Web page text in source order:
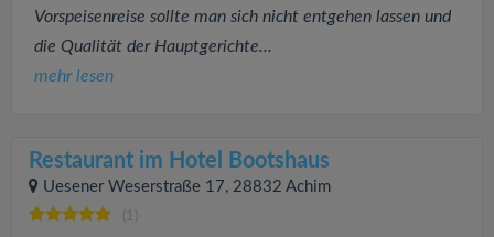
Vorspeisenreise sollte man sich nicht entgehen lassen und
die Qualität der Hauptgerichte...
mehr lesen
Restaurant im Hotel Bootshaus
Uesener Weserstraße 17, 28832 Achim
(1)